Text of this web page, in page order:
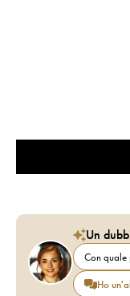
Un
Con
Ho